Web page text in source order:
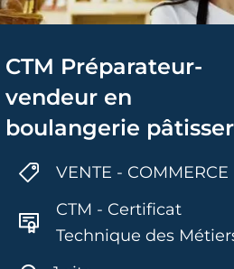
CTM Préparateur-
vendeur en
boulangerie
VENTE - COMMERCE
CTM - Certificat
Technique des